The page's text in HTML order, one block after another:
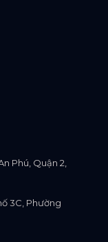
Phú, Quận 2,
3C, Phường